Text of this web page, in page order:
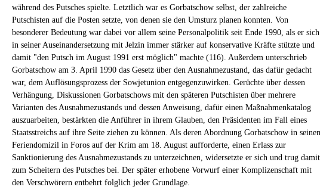
während des Putsches spielte. Letztlich war es Gorbatschow selbst, der zahlreiche
Putschisten auf die Posten setzte, von denen sie den Umsturz planen konnten. Von
besonderer Bedeutung war dabei vor allem seine Personalpolitik seit Ende 1990, als er sich
in seiner Auseinandersetzung mit Jelzin immer stärker auf konservative Kräfte stützte und
damit "den Putsch im August 1991 erst möglich" machte (116). Außerdem unterschrieb
Gorbatschow am 3. April 1990 das Gesetz über den Ausnahmezustand, das dafür gedacht
war, dem Auflösungsprozess der Sowjetunion entgegenzuwirken. Gerüchte über dessen
Verhängung, Diskussionen Gorbatschows mit den späteren Putschisten über mehrere
Varianten des Ausnahmezustands und dessen Anweisung, dafür einen Maßnahmenkatalog
auszuarbeiten, bestärkten die Anführer in ihrem Glauben, den Präsidenten im Fall eines
Staatsstreichs auf ihre Seite ziehen zu können. Als deren Abordnung Gorbatschow in
Feriendomizil in Foros auf der Krim am 18. August aufforderte, einen Erlass zur
Sanktionierung des Ausnahmezustands zu unterzeichnen, widersetzte er sich und trug damit
zum Scheitern des Putsches bei. Der später erhobene Vorwurf einer Komplizenschaft mit
den Verschwörern entbehrt folglich jeder Grundlage.